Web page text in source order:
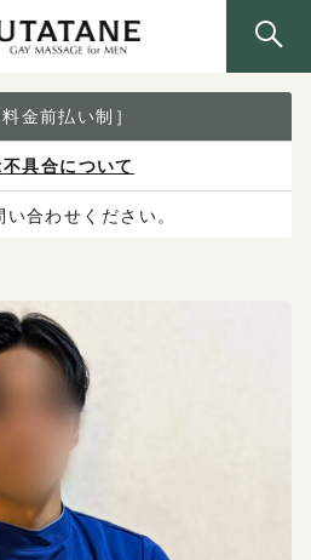
金前払い制］
具合について
合わせください。
いください。